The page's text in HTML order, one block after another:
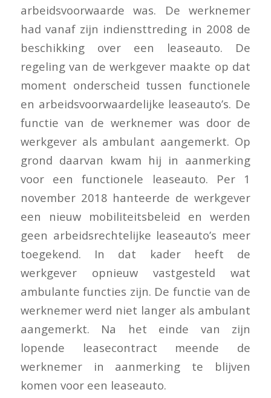
arbeidsvoorwaarde was. De werknemer
had vanaf zijn indiensttreding in 2008 de
beschikking over een leaseauto. De
regeling van de werkgever maakte op dat
moment onderscheid tussen functionele
en arbeidsvoorwaardelijke leaseauto’s. De
functie van de werknemer was door de
werkgever als ambulant aangemerkt. Op
grond daarvan kwam hij in aanmerking
voor een functionele leaseauto. Per 1
november 2018 hanteerde de werkgever
een nieuw mobiliteitsbeleid en werden
geen arbeidsrechtelijke leaseauto’s meer
toegekend. In dat kader heeft de
werkgever opnieuw vastgesteld wat
ambulante functies zijn. De functie van de
werknemer werd niet langer als ambulant
aangemerkt. Na het einde van zijn
lopende leasecontract meende de
werknemer in aanmerking te blijven
komen voor een leaseauto.